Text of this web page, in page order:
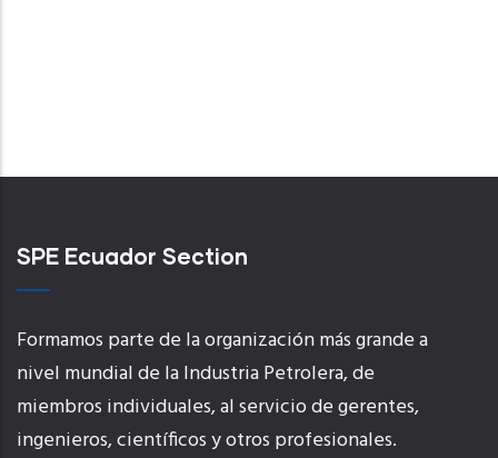
SPE Ecuador Section
Formamos parte de la organización más grande a
nivel mundial de la Industria Petrolera, de
miembros individuales, al servicio de gerentes,
ingenieros, científicos y otros profesionales.